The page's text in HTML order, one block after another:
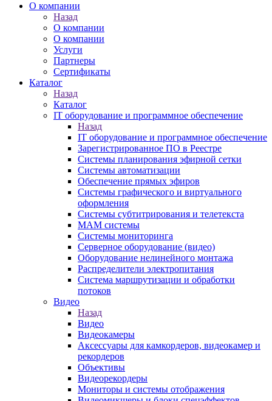
О компании
Назад
О компании
О компании
Услуги
Партнеры
Сертификаты
Каталог
Назад
Каталог
IT оборудование и программное обеспечение
Назад
IT оборудование и программное обеспечение
Зарегистрированное ПО в Реестре
Системы планирования эфирной сетки
Системы автоматизации
Обеспечение прямых эфиров
Системы графического и виртуального
оформления
Системы субтитрирования и телетекста
MAM системы
Системы мониторинга
Серверное оборудование (видео)
Оборудование нелинейного монтажа
Распределители электропитания
Система маршрутизации и обработки
потоков
Видео
Назад
Видео
Видеокамеры
Аксессуары для камкордеров, видеокамер и
рекордеров
Объективы
Видеорекордеры
Мониторы и системы отображения